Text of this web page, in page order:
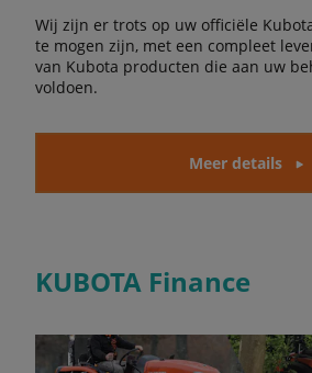
Wij zijn er trots op uw officiële
te mogen zijn, met een compleet
van Kubota producten die aan uw
voldoen.
Meer details
KUBOTA Finance